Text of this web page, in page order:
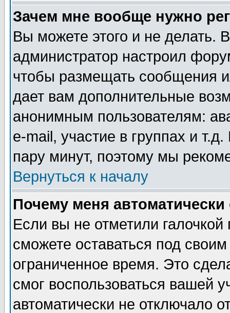
Зачем мне вообще нужно
Вы можете этого и не делать.
администратор настроил
чтобы размещать сообщения
дает вам дополнительные
анонимным пользователям:
e-mail, участие в группах и
пару минут, поэтому мы
Вернуться к началу
Почему меня автоматически
Если вы не отметили галочкой
сможете оставаться под
ограниченное время. Это
смог воспользоваться вашей
автоматически не отключало